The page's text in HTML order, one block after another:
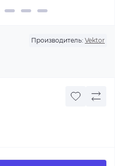
Производитель: Vektor